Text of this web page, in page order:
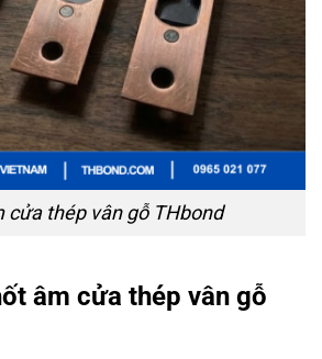
cửa thép vân gỗ THbond
âm cửa thép vân gỗ